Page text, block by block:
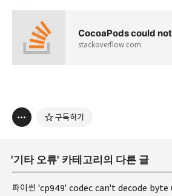
stackoverflow.com
구독하기
'기타 오류' 카테고리의 다른 글